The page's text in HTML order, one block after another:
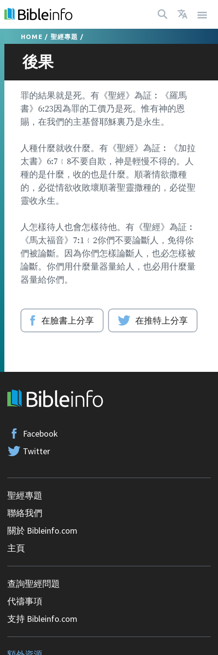
HOME / 聖經專題 /
後果
罪的結果就是死。有《聖經》為証︰《羅馬
書》6:23因為罪的工價乃是死。惟有神的恩
賜，在我們的主基督耶穌裏乃是永生。
人種什麼就收什麼。有《聖經》為証︰《加拉
太書》6:7﹛8不要自欺，神是輕慢不得的。人
種的是什麼，收的也是什麼。順著情欲撒種
的，必從情欲收敗壞順著聖靈撒種的，必從聖
靈收永生。
人怎樣待人也會怎樣待他。有《聖經》為証︰
《馬太福音》7:1﹛2你們不要論斷人，免得你
們被論斷。因為你們怎樣論斷人，也必怎樣被
論斷。你們用什麼量器量給人，也必用什麼量
器量給你們。
在臉書上分享 在推特上分享
Facebook
Twitter
聖經專題
聯絡我們
關於 Bibleinfo.com
主頁
查詢聖經問題
代禱事項
支持 Bibleinfo.com